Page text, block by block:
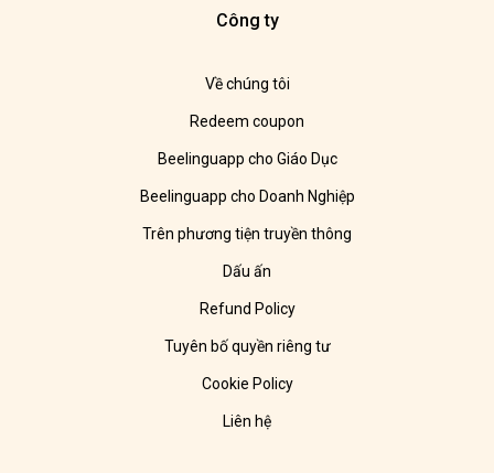
Công ty
Về chúng tôi
Redeem coupon
Beelinguapp cho Giáo Dục
Beelinguapp cho Doanh Nghiệp
Trên phương tiện truyền thông
Dấu ấn
Refund Policy
Tuyên bố quyền riêng tư
Cookie Policy
Liên hệ